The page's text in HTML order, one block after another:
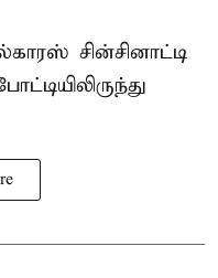
சின்சினாட்டி